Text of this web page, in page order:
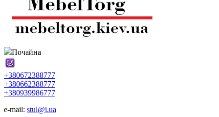
Почайна
+380672388777
+380662388777
+380939986777
e-mail: stul@i.ua